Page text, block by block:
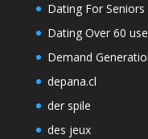
Dating For
Dating Over 60
Demand
depana.cl
der spile
des jeux